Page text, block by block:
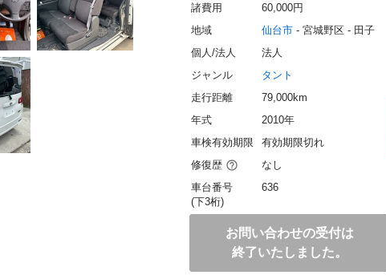
諸費用
60,000円
地域
仙台市 - 宮城野区 - 田子
個人/法人
法人
ジャンル
タント
走行距離
79,000km
年式
2010年
車検有効期限
有効期限切れ
修復歴
なし
車台番号
(下3桁)
636
お問い合わせの受付は
終了いたしました。